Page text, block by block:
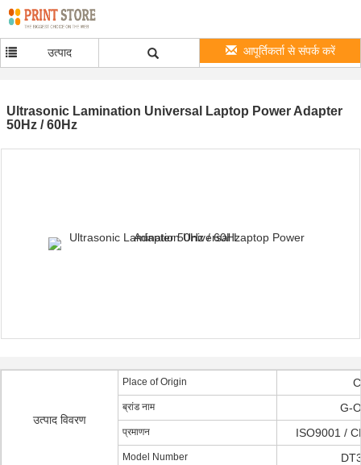
उत्पाद आपूर्तिकर्ता से संपर्क करें
Ultrasonic Lamination Universal Laptop Power Adapter
50Hz / 60Hz
उत्पाद विवरण
Place of Origin
ब्रांड नाम G-
प्रमाणन ISO9001 /
Model Number